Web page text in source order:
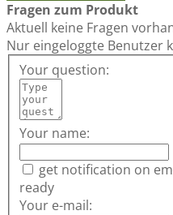
Fragen zum Produkt
Aktuell keine Fragen
Nur eingeloggte Benutzer
Your question:
Your name:
get notification on
ready
Your e-mail: